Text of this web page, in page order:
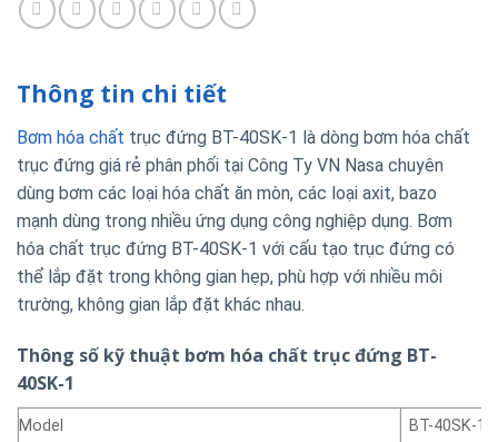
Thông tin chi tiết
Bơm hóa chất trục đứng BT-40SK-1 là dòng bơm hóa chất
trục đứng giá rẻ phân phối tại Công Ty VN Nasa chuyên
dùng bơm các loại hóa chất ăn mòn, các loại axit, bazo
mạnh dùng trong nhiều ứng dụng công nghiệp dụng. Bơm
hóa chất trục đứng BT-40SK-1 với cấu tạo trục đứng có
thể lắp đặt trong không gian hẹp, phù hợp với nhiều môi
trường, không gian lắp đặt khác nhau.
Thông số kỹ thuật bơm hóa chất trục đứng BT-
40SK-1
Model
BT-40SK-1